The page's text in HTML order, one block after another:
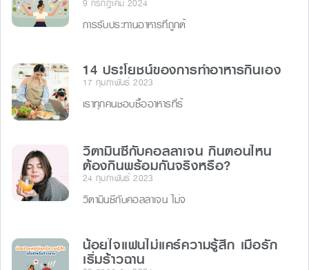
9 กรกฎาคม 2024
การรับประทานอาหารที่ถูกต้
14 ประโยชน์ของการทำอาหารกินเอง
17 กุมภาพันธ์ 2023
เราทุกคนชอบซื้ออาหารที่ร้
วิตามินซีกับคอลลาเจน กินตอนไหน
ต้องกินพร้อมกันจริงหรือ?
24 กุมภาพันธ์ 2023
วิตามินซีกับคอลลาเจน ไม่จ
น้อยใจแฟนไม่แคร์ความรู้สึก เมื่อรัก
เริ่มร้าวฉาน